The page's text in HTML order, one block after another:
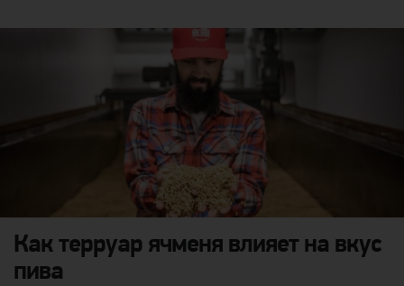
Как терруар ячменя влияет на вкус
пива